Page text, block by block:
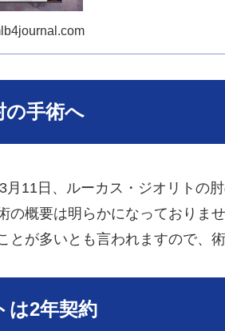
の手術へ
11日、ルーカス・ジオリトの
の概要は明らかになっておりま
とが多いとも言われますので、
は2年契約